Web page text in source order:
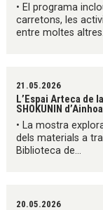
• El programa
carretons, les
entre moltes
21.05.2026
L’Espai Arteca de
SHOKUNIN
• La mostra
dels materials a
Biblioteca de...
20.05.2026